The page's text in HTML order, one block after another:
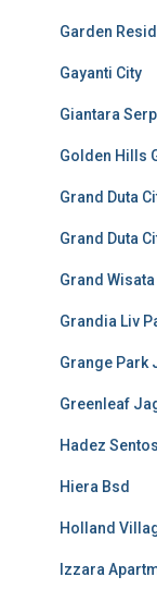
Garden
Gayanti City
Giantara
Golden Hills
Grand Duta
Grand Duta
Grand
Grandia Liv
Grange Park
Greenleaf
Hadez
Hiera Bsd
Holland
Izzara